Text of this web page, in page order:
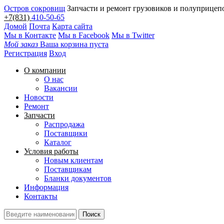
Остров сокровищ Запчасти и ремонт грузовиков и
+7(831) 410-50-65
Домой Почта Карта сайта
Мы в Контакте Мы в Facebook Мы в Twitter
Мой заказ Ваша корзина пуста
Регистрация Вход
О компании
О нас
Вакансии
Новости
Ремонт
Запчасти
Распродажа
Поставщики
Каталог
Условия работы
Новым клиентам
Поставщикам
Бланки документов
Информация
Контакты